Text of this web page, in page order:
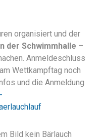
organisiert und der
der Schwimmhalle –
Anmeldeschluss
Wettkampftag noch
und die Anmeldung
Bild kein Bärlauch